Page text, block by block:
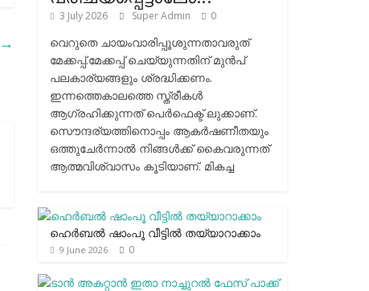
→
3 July 2026 Super Admin 0
വെറുതെ ചായംവാരിപ്പൂശുന്നതാവരുത്
മേക്കപ്പ്.മേക്കപ്പ് ചെയ്യുന്നതിന് മുന്‍പ്
പലകാര്യങ്ങളും ശ്രദ്ധിക്കണം.
ഇന്നത്തെകാലത്തെ സ്ത്രീകള്‍
ആഗ്രഹിക്കുന്നത് പെര്‍ഫെക്ട് ലുക്കാണ്.
സൌന്ദര്യത്തിനൊപ്പം ആകര്‍ഷണീതയും
ഒത്തുചേര്‍ന്നാല്‍ നിങ്ങള്‍ക്ക് കൈവരുന്നത്
ആത്മവിശ്വാസം കൂടിയാണ്. മികച്ച
ഹെര്‍ബല്‍ ഷാംപൂ വീട്ടില്‍ തയ്യാറാക്കാം
9 June 2026 0